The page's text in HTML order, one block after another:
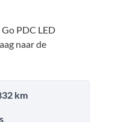
PDC LED
naar de
km